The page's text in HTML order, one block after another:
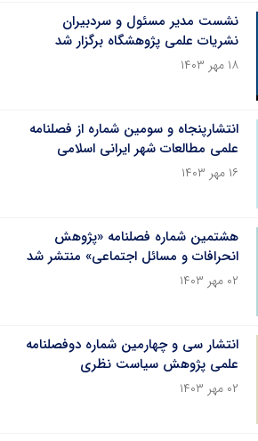
نشست مدیر مسئول و سردبیران
نشریات علمی پژوهشگاه برگزار شد
۱۸ مهر ۱۴۰۳
انتشارپنجاه و سومین شماره از فصلنامه
علمی مطالعات شهر ایرانی اسلامی
۱۶ مهر ۱۴۰۳
هشتمین شماره فصلنامه «پژوهش
انحرافات و مسائل اجتماعی» منتشر شد
۰۲ مهر ۱۴۰۳
انتشار سی و چهارمین شماره دوفصلنامه
علمی پژوهش سیاست نظری
۰۲ مهر ۱۴۰۳